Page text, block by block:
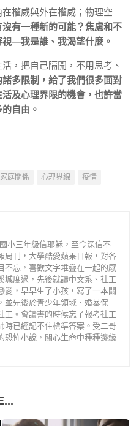
權威與外在權威；物理空
沒有一種新的可能？焦慮和不
—我是誰、我渴望什麼。
，把自己隔開，不用思考、
諸多限制，給了我們很多面對
活及心理界限的機會，也許當
自由。
家庭關係 心理界線 疫情
小三年級信耶穌，至今深信不
周刊，大學酷愛蘋果日報，對各
不忘，喜歡文字堆疊在一起的感
城度過，先後就讀中文系、社工
愛，早早生了小孩，寫了一本關
並先後於青少年領域、婚暴保
工。會讀書的時候忘了報考社工
時已經記不住標準答案。受二哥
恐怖小說，關心生命中種種邊緣